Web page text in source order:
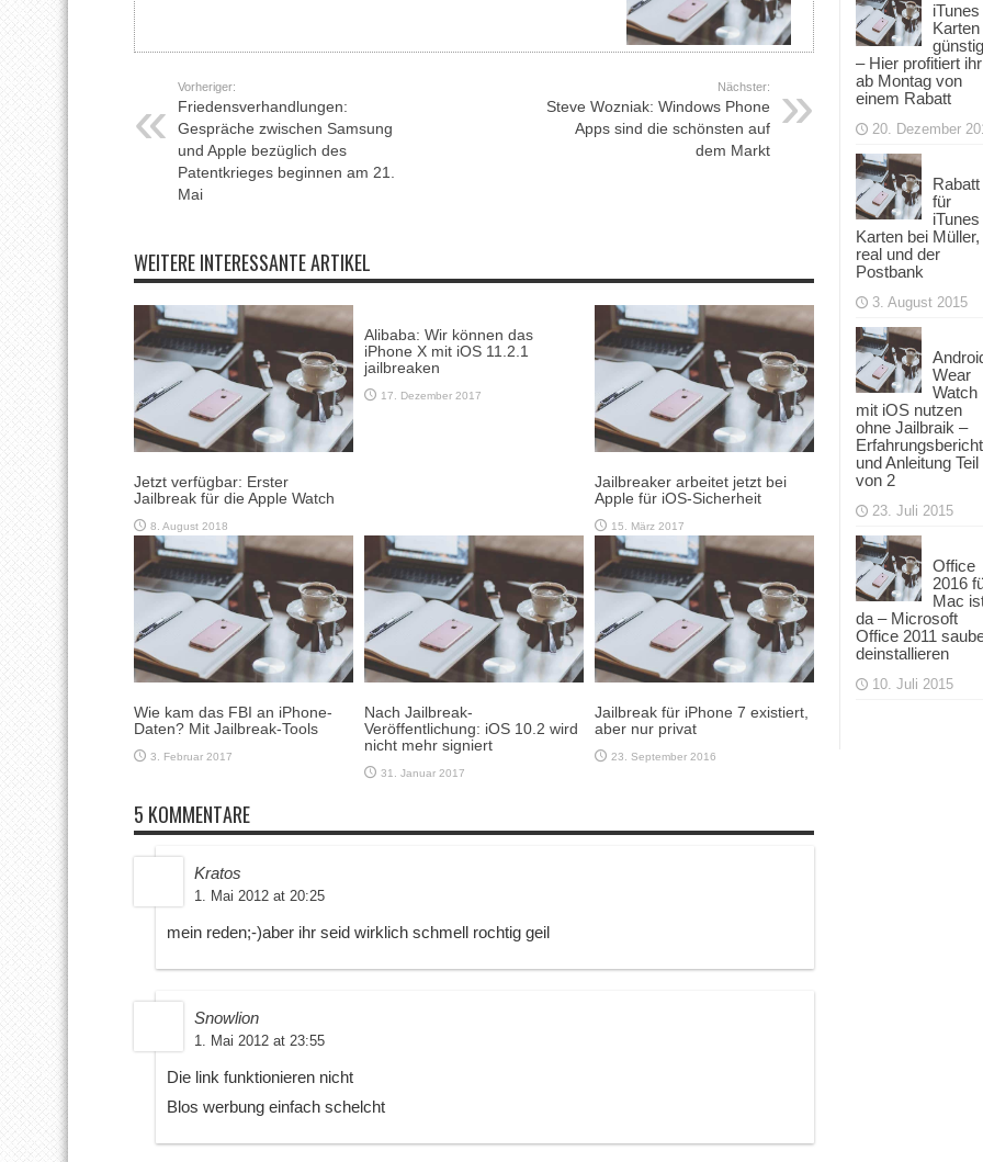
Vorheriger:
Friedensverhandlungen:
Gespräche zwischen Samsung
und Apple bezüglich des
Patentkrieges beginnen am 21.
Mai
Nächster:
Steve Wozniak: Windows Phone
Apps sind die schönsten auf
dem Markt
WEITERE INTERESSANTE ARTIKEL
Jetzt verfügbar: Erster
Jailbreak für die Apple Watch
8. August 2018
Alibaba: Wir können das
iPhone X mit iOS 11.2.1
jailbreaken
17. Dezember 2017
Jailbreaker arbeitet jetzt bei
Apple für iOS-Sicherheit
15. März 2017
Wie kam das FBI an iPhone-
Daten? Mit Jailbreak-Tools
3. Februar 2017
Nach Jailbreak-
Veröffentlichung: iOS 10.2 wird
nicht mehr signiert
31. Januar 2017
Jailbreak für iPhone 7 existiert,
aber nur privat
23. September 2016
5 KOMMENTARE
Kratos
1. Mai 2012 at 20:25
mein reden;-)aber ihr seid wirklich schmell rochtig geil
Snowlion
1. Mai 2012 at 23:55
Die link funktionieren nicht
Blos werbung einfach schelcht
iTunes
Karten
– Hier profitiert ihr
ab Montag von
einem Rabatt
20. Dezember
Rabatt
für
iTunes
Karten bei Müller,
real und der
Postbank
3. August 2015
Wear
Watch
mit iOS nutzen
ohne Jailbraik –
Erfahrungsbericht
und Anleitung Teil
von 2
23. Juli 2015
Office
2016
Mac
da – Microsoft
Office 2011
deinstallieren
10. Juli 2015